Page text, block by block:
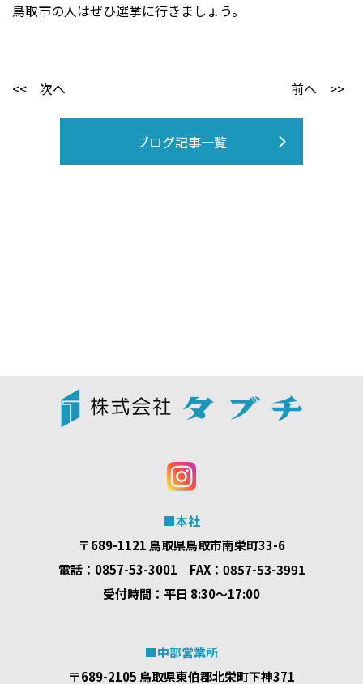
鳥取市の人はぜひ選挙に行きましょう。
<< 次へ 前へ >>
ブログ記事一覧
■本社
〒689-1121 鳥取県鳥取市南栄町33-6
電話：0857-53-3001 FAX：0857-53-3991
受付時間：平日 8:30～17:00
■中部営業所
〒689-2105 鳥取県東伯郡北栄町下神371